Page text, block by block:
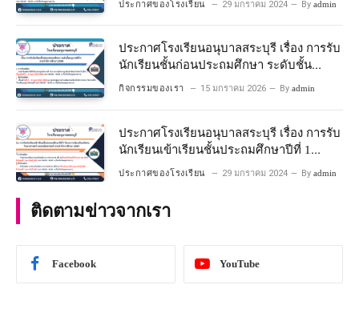
ประกาศของโรงเรียน 29 มกราคม 2024 By admin
ประกาศโรงเรียนอนุบาลสระบุรี เรื่อง การรับ
นักเรียนชั้นก่อนประถมศึกษา ระดับชั้น
อนุบาลปีที่ ๒ ประจำปีการศึกษา ๒๕๖๙
กิจกรรมของเรา 15 มกราคม 2026 By admin
ประกาศโรงเรียนอนุบาลสระบุรี เรื่อง การรับ
นักเรียนเข้าเรียนชั้นประถมศึกษาปีที่ 1
โครงการห้องเรียนพิเศษ วิทยาศาสตร์ และ
ประกาศของโรงเรียน 29 มกราคม 2024 By admin
ติดตามข่าวจากเรา
Facebook YouTube